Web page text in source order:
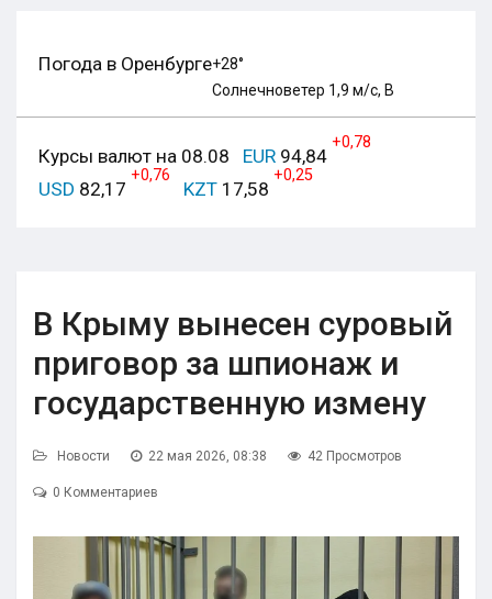
Погода в Оренбурге+28°
Солнечноветер 1,9 м/с, В
Курсы валют на 08.08 EUR 94,84
+0,78
USD 82,17
+0,76
KZT 17,58
+0,25
В Крыму вынесен суровый
приговор за шпионаж и
государственную измену
Новости 22 мая 2026, 08:38 42 Просмотров
0 Комментариев